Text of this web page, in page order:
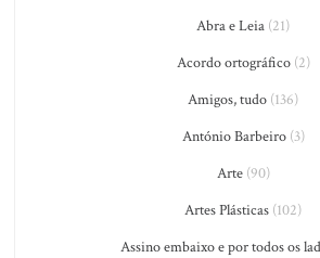
Abra e Leia (21)
Acordo ortográfico(2)
Amigos, tudo (136)
António Barbeiro(3)
Arte(90)
Artes Plásticas (102)
Assino embaixo e por todos os